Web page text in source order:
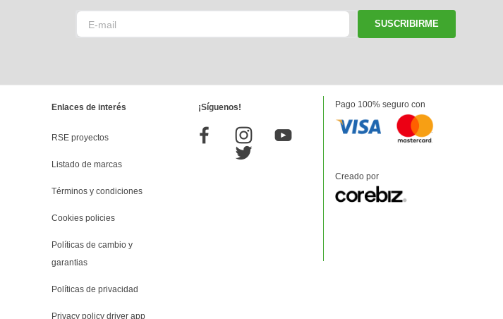
SUSCRIBIRME
Enlaces de interés
RSE proyectos
Listado de marcas
Términos y condiciones
Cookies policies
Políticas de cambio y
garantias
Políticas de privacidad
Privacy policy driver app
¡Síguenos! Pago 100% seguro con
Creado por